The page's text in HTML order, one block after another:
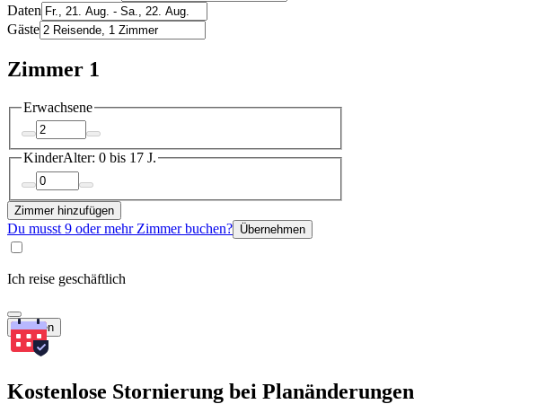
Daten
Gäste
Zimmer 1
Erwachsene
KinderAlter: 0 bis 17 J.
Zimmer hinzufügen
Du musst 9 oder mehr Zimmer buchen? Übernehmen
Ich reise geschäftlich
Suchen
Kostenlose Stornierung bei Planänderungen